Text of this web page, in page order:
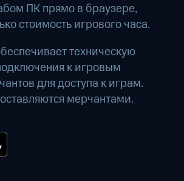
ПК прямо в браузере,
стоимость игрового часа.
техническую
к игровым
для доступа к играм.
мерчантами.